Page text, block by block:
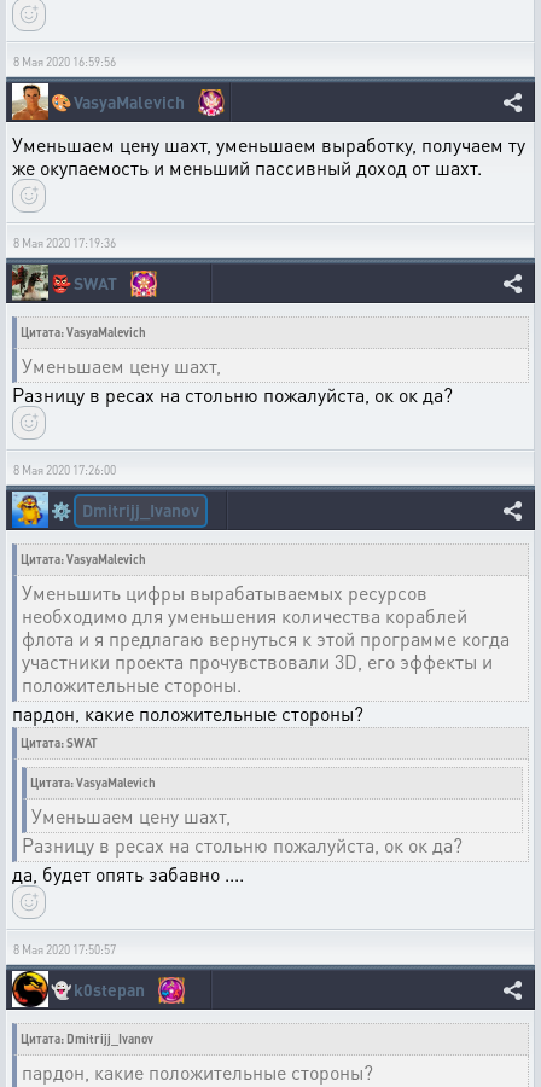
8 Мая 2020 16:59:56
🎨VasyaMalevich
Уменьшаем цену шахт, уменьшаем выработку, получаем ту
же окупаемость и меньший пассивный доход от шахт.
8 Мая 2020 17:19:36
👺SWAT
Цитата: VasyaMalevich
Уменьшаем цену шахт,
Разницу в ресах на стольню пожалуйста, ок ок да?
8 Мая 2020 17:26:00
⚙️ Dmitrijj_Ivanov
Цитата: VasyaMalevich
Уменьшить цифры вырабатываемых ресурсов
необходимо для уменьшения количества кораблей
флота и я предлагаю вернуться к этой программе когда
участники проекта прочувствовали 3D, его эффекты и
положительные стороны.
пардон, какие положительные стороны?
Цитата: SWAT
Цитата: VasyaMalevich
Уменьшаем цену шахт,
Разницу в ресах на стольню пожалуйста, ок ок да?
да, будет опять забавно ....
8 Мая 2020 17:50:57
👻k0stepan
Цитата: Dmitrijj_Ivanov
пардон, какие положительные стороны?